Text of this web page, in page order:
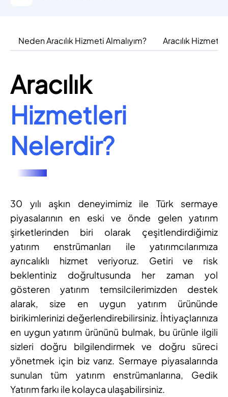
Neden Aracılık Hizmeti Almalıyım? Aracılık
Aracılık
Hizmetleri
Nelerdir?
30 yılı aşkın deneyimimiz ile Türk sermaye
piyasalarının en eski ve önde gelen yatırım
şirketlerinden biri olarak çeşitlendirdiğimiz
yatırım enstrümanları ile yatırımcılarımıza
ayrıcalıklı hizmet veriyoruz. Getiri ve risk
beklentiniz doğrultusunda her zaman yol
gösteren yatırım temsilcilerimizden destek
alarak, size en uygun yatırım ürününde
birikimlerinizi değerlendirebilirsiniz. İhtiyaçlarınıza
en uygun yatırım ürününü bulmak, bu ürünle ilgili
sizleri doğru bilgilendirmek ve doğru süreci
yönetmek için biz varız. Sermaye piyasalarında
sunulan tüm yatırım enstrümanlarına, Gedik
Yatırım farkı ile kolayca ulaşabilirsiniz.